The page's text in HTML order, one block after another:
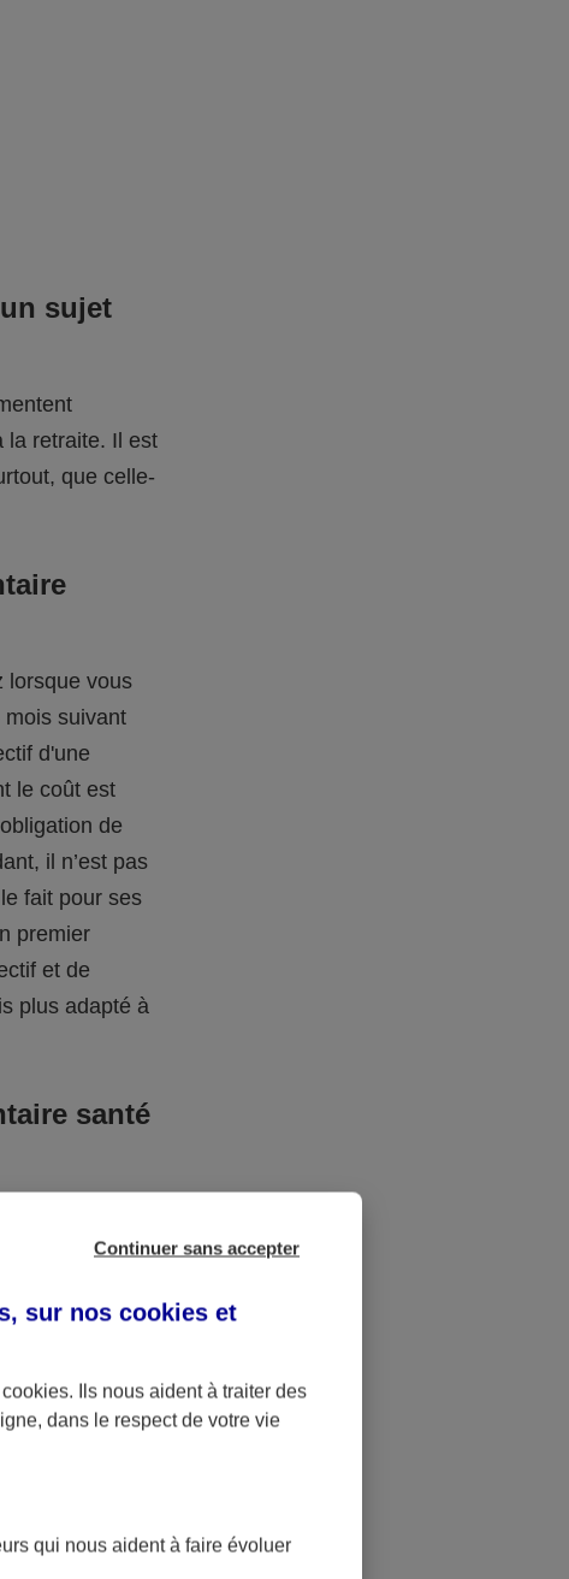
sujet
la retraite. Il est
que celle-
lorsque vous
mois suivant
d'une
le coût est
de
il n’est pas
fait pour ses
premier
et de
plus adapté à
santé
financer votre
votre
l’essentiel !
vaut mieux en
?
Continuer sans accepter
sur nos cookies et
cookies. Ils nous aident à traiter des
dans le respect de votre vie
qui nous aident à faire évoluer